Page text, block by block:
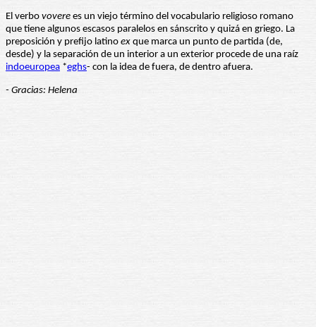
El verbo vovere es un viejo término del vocabulario religioso romano
que tiene algunos escasos paralelos en sánscrito y quizá en griego. La
preposición y prefijo latino ex que marca un punto de partida (de,
desde) y la separación de un interior a un exterior procede de una raíz
indoeuropea *eghs- con la idea de fuera, de dentro afuera.
- Gracias: Helena